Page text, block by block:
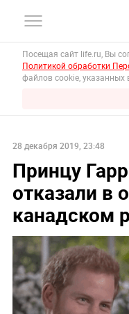
Посещая сайт life.ru, Вы
Политикой обработки
файлов cookie, указанных
28 декабря 2019, 23:48
Принцу
отказали в
канадском